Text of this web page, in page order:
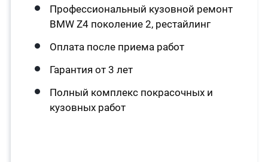
Профессиональный кузовной ремонт
BMW Z4 поколение 2, рестайлинг
Оплата после приема работ
Гарантия от 3 лет
Полный комплекс покрасочных и
кузовных работ